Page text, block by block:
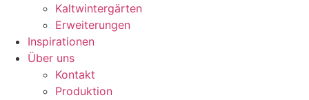
Kaltwintergärten
Erweiterungen
Inspirationen
Über uns
Kontakt
Produktion